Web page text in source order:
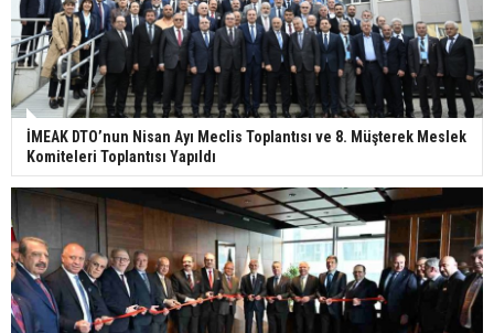
İMEAK DTO’nun Nisan Ayı Meclis Toplantısı ve 8. Müşterek Meslek
Komiteleri Toplantısı Yapıldı